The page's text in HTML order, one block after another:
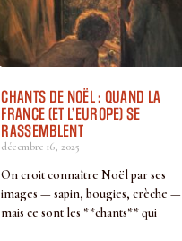
CHANTS DE NOËL : QUAND LA
FRANCE (ET L’EUROPE) SE
RASSEMBLENT
décembre 16, 2025
On croit connaître Noël par ses
images — sapin, bougies, crèche —
mais ce sont les **chants** qui